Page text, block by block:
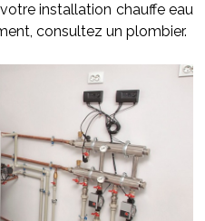
installation chauffe eau
consultez un plombier.